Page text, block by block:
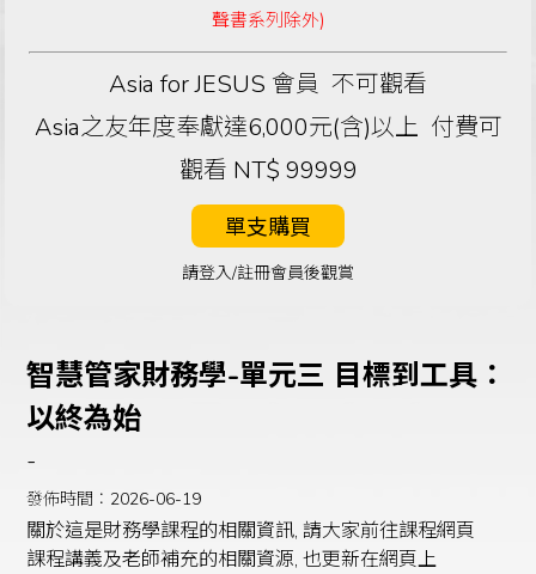
聲書系列除外)
Asia for JESUS 會員 不可觀看
Asia之友年度奉獻達6,000元(含)以上 付費可
觀看 NT$ 99999
單支購買
請登入/註冊會員後觀賞
智慧管家財務學-單元三 目標到工具：
以終為始
-
發佈時間：2026-06-19
關於這是財務學課程的相關資訊, 請大家前往課程網頁
課程講義及老師補充的相關資源, 也更新在網頁上